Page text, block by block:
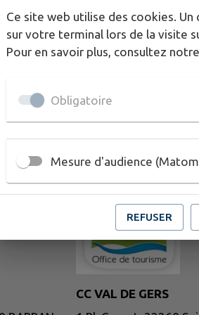
CC VAL DE GERS
Ce site web utilise des cookies.
sur votre terminal lors de la visite
Pour en savoir plus, consultez notre
Obligatoire
Mesure d'audience
REFUSER